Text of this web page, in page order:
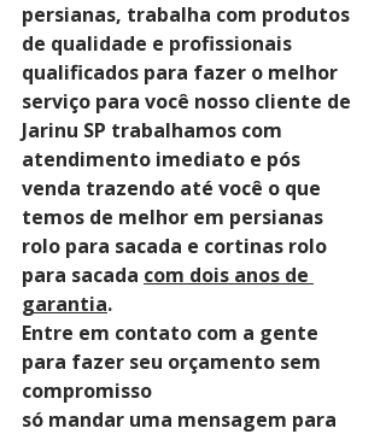
persianas, trabalha com produtos
de qualidade e profissionais
qualificados para fazer o melhor
serviço para você nosso cliente de
Jarinu SP trabalhamos com
atendimento imediato e pós
venda trazendo até você o que
temos de melhor em persianas
rolo para sacada e cortinas rolo
para sacada com dois anos de
garantia.
Entre em contato com a gente
para fazer seu orçamento sem
compromisso
só mandar uma mensagem para